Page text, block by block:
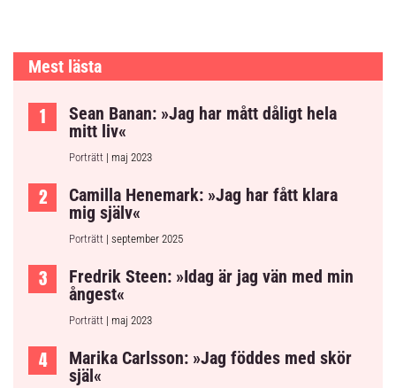
Mest lästa
Sean Banan: »Jag har mått dåligt hela
mitt liv«
Porträtt | maj 2023
Camilla Henemark: »Jag har fått klara
mig själv«
Porträtt | september 2025
Fredrik Steen: »Idag är jag vän med min
ångest«
Porträtt | maj 2023
Marika Carlsson: »Jag föddes med skör
själ«